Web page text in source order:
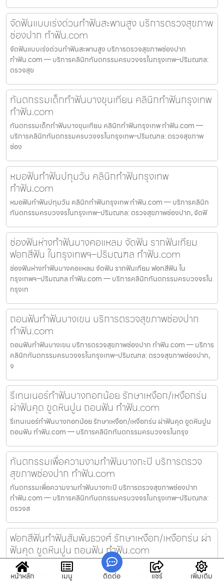
จัดฟันแบบเร่งด่วนทำฟันสะพานสูง บริการตรวจสุขภาพ
ช่องปาก ทำฟัน.com
จัดฟันแบบเร่งด่วนทำฟันสะพานสูง บริการตรวจสุขภาพช่องปาก
ทำฟัน.com — บริการคลินิกทันตกรรมครบวงจรในกรุงเทพ–ปริมณฑล:
ตรวจสุข
ทันตกรรมเด็กทำฟันบางขุนเทียน คลินิกทำฟันกรุงเทพ
ทำฟัน.com
ทันตกรรมเด็กทำฟันบางขุนเทียน คลินิกทำฟันกรุงเทพ ทำฟัน.com —
บริการคลินิกทันตกรรมครบวงจรในกรุงเทพ–ปริมณฑล: ตรวจสุขภาพ
ช่อง
หมอฟันทำฟันปทุมวัน คลินิกทำฟันกรุงเทพ
ทำฟัน.com
หมอฟันทำฟันปทุมวัน คลินิกทำฟันกรุงเทพ ทำฟัน.com — บริการคลินิก
ทันตกรรมครบวงจรในกรุงเทพ–ปริมณฑล: ตรวจสุขภาพช่องปาก, จัดฟั
ช่องฟันห่างทำฟันบางคอแหลม จัดฟัน รากฟันเทียม
ฟอกสีฟัน ในกรุงเทพฯ–ปริมณฑล ทำฟัน.com
ช่องฟันห่างทำฟันบางคอแหลม จัดฟัน รากฟันเทียม ฟอกสีฟัน ใน
กรุงเทพฯ–ปริมณฑล ทำฟัน.com — บริการคลินิกทันตกรรมครบวงจรใน
กรุงเท
ถอนฟันทำฟันบางเขน บริการตรวจสุขภาพช่องปาก
ทำฟัน.com
ถอนฟันทำฟันบางเขน บริการตรวจสุขภาพช่องปาก ทำฟัน.com — บริการ
คลินิกทันตกรรมครบวงจรในกรุงเทพ–ปริมณฑล: ตรวจสุขภาพช่องปาก,
จ
รีเทนเนอร์ทำฟันบางกอกน้อย รักษาเหงือก/เหงือกร่น
ผ่าฟันคุด ขูดหินปูน ถอนฟัน ทำฟัน.com
รีเทนเนอร์ทำฟันบางกอกน้อย รักษาเหงือก/เหงือกร่น ผ่าฟันคุด ขูดหินปูน
ถอนฟัน ทำฟัน.com — บริการคลินิกทันตกรรมครบวงจรในกรุง
ทันตกรรมเพื่อความงามทำฟันบางกะปิ บริการตรวจ
สุขภาพช่องปาก ทำฟัน.com
ทันตกรรมเพื่อความงามทำฟันบางกะปิ บริการตรวจสุขภาพช่องปาก
ทำฟัน.com — บริการคลินิกทันตกรรมครบวงจรในกรุงเทพ–ปริมณฑล:
ตรวจส
ฟอกสีฟันทำฟันสัมพันธวงศ์ รักษาเหงือก/เหงือกร่น ผ่า
ฟันคุด ขูดหินปูน ถอนฟัน ทำฟัน.com
ฟอกสีฟันทำฟันสัมพันธวงศ์ รักษาเหงือก/เหงือกร่น ผ่าฟันคุด ขูดหินปูน
ถอนฟัน ทำฟัน.com — บริการคลินิกทันตกรรมครบวงจรในกรุงเ
หน้าหลัก เมนู ติดต่อ แชร์ เพิ่มเติม